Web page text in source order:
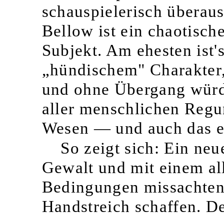
schauspielerisch
Bellow ist ein
Subjekt. Am ehesten
„hündischem"
und ohne Übergang
aller menschlichen
Wesen — und auch das
So zeigt sich: Ein
Gewalt und mit einem
Bedingungen
Handstreich schaffen.